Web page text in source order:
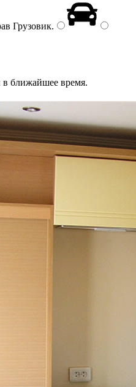
Грузовик.
ближайшее время.